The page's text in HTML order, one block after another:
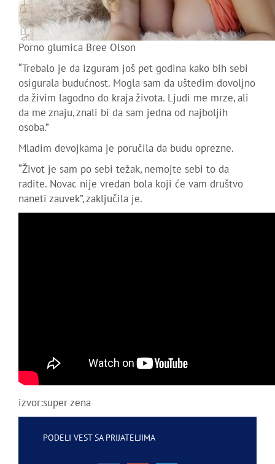
Porno glumica Bree Olson
“Trebalo je da izguram još pet godina kako bih sebi
osigurala budućnost. Mogla sam da uštedim dovoljno
da živim lagodno do kraja života. Ljudi me mrze, ali
da me znaju, znali bi da sam jedna od najboljih
osoba.”
Mladim devojkama je poručila da budu oprezne.
“Život je sam po sebi težak, nemojte sebi to da
radite. Novac nije vredan bola koji će vam društvo
naneti zauvek”, zaključila je.
izvor:super zena
PODELI VEST SA PRIJATELJIMA